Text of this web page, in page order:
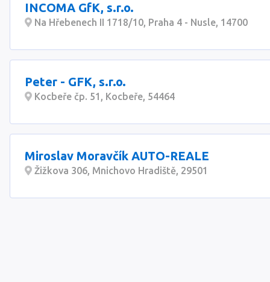
INCOMA GfK, s.r.o.
Na Hřebenech II 1718/10, Praha 4 - Nusle, 14700
Peter - GFK, s.r.o.
Kocbeře čp. 51, Kocbeře, 54464
Miroslav Moravčík AUTO-REALE
Žižkova 306, Mnichovo Hradiště, 29501